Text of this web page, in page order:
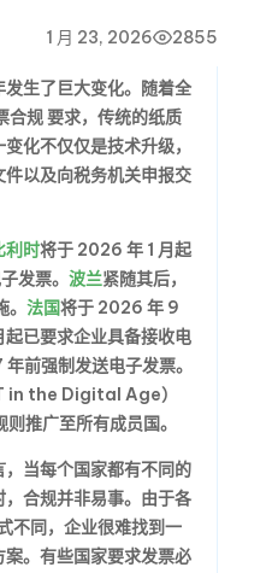
1 月 23, 2026 2855
生了巨大变化。随着全
合规要求，传统的纸质
化不仅仅是技术升级，
以及向税务机关申报交
利时将于 2026 年 1 月起
发票。 波兰紧随其后，
法国将于 2026 年 9
已要求企业具备接收电
前强制发送电子发票。
in the Digital Age）
推广至所有成员国。
当每个国家都有不同的
合规并非易事。由于各
不同，企业很难找到一
。有些国家要求发票必